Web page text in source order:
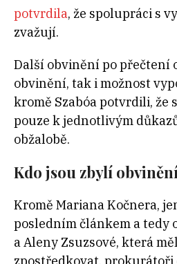
potvrdila, že spolupráci s
zvažují.
Další obvinění po přečtení
obvinění, tak i možnost
kromě Szabóa potvrdili, že
pouze k jednotlivým
obžalobě.
Kdo jsou zbylí
Kromě Mariana Kočnera,
posledním článkem a tedy
a Aleny Zsuzsové, která